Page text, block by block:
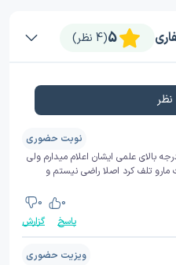
(4 نظر)5
نوبت حضوری
بالای علمی ایشان اعلام میدارم ولی
تلف کرد اصلا راضی نیستم و
0
0
پاسخ
گزارش
ویزیت حضوری